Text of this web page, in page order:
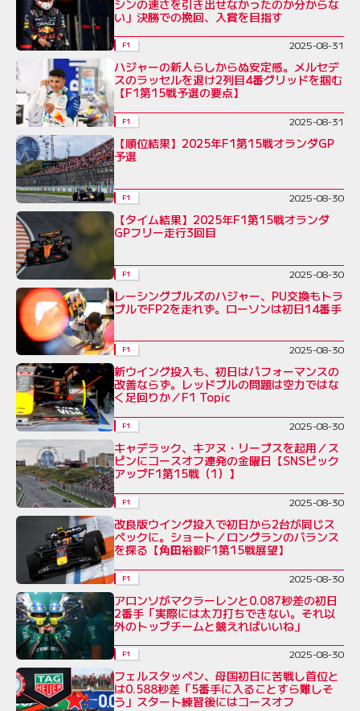
シンの速さを引き出せなかったのか分からな
い」決勝での挽回、入賞を目指す
F1 2025-08-31
ハジャーの新人らしからぬ安定感。メルセデ
スのラッセルを退け2列目4番グリッドを掴む
【F1第15戦予選の要点】
F1 2025-08-31
【順位結果】2025年F1第15戦オランダGP
予選
F1 2025-08-30
【タイム結果】2025年F1第15戦オランダ
GPフリー走行3回目
F1 2025-08-30
レーシングブルズのハジャー、PU交換もトラ
ブルでFP2を走れず。ローソンは初日14番手
F1 2025-08-30
新ウイング投入も、初日はパフォーマンスの
改善ならず。レッドブルの問題は空力ではな
く足回りか／F1 Topic
F1 2025-08-30
キャデラック、キアヌ・リーブスを起用／ス
ピンにコースオフ連発の金曜日【SNSピック
アップF1第15戦（1）】
F1 2025-08-30
改良版ウイング投入で初日から2台が同じス
ペックに。ショート／ロングランのバランス
を探る【角田裕毅F1第15戦展望】
F1 2025-08-30
アロンソがマクラーレンと0.087秒差の初日
2番手「実際には太刀打ちできない。それ以
外のトップチームと競えればいいね」
F1 2025-08-30
フェルスタッペン、母国初日に苦戦し首位と
は0.588秒差「5番手に入ることすら難しそ
う」スタート練習後にはコースオフ